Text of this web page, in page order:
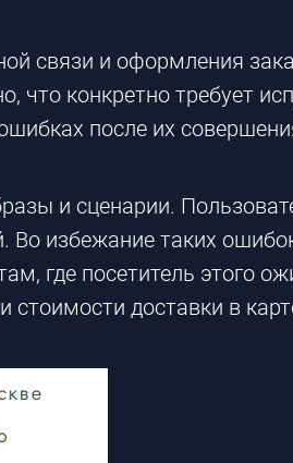
связи и оформления
конкретно требует
после их
и сценарии.
Во избежание таких
где посетитель этого
доставки в